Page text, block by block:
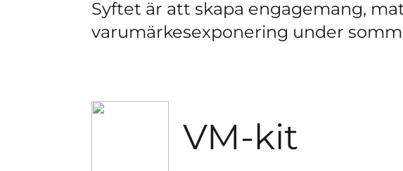
Syftet är att skapa engagemang,
varumärkesexponering under
VM-kit